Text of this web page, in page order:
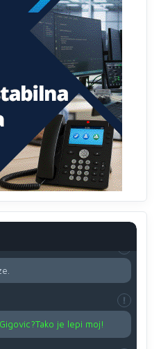
ovog vjeka,neko rece za
srbi...i poce dalje da
bilo u Ag-ci...
bi sve da mogu...a ja srce
sreci.I ko ima i ko nema
je lepi moj!